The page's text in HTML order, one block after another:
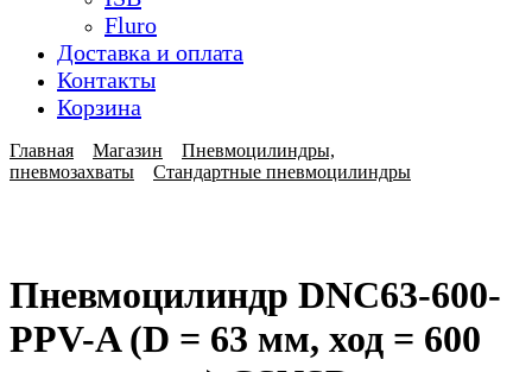
Fluro
Доставка и оплата
Контакты
Корзина
Главная Магазин
Пневмоцилиндры,
пневмозахваты
Стандартные пневмоцилиндры
Пневмоцилиндр DNC63-600-
PPV-A (D = 63 мм, ход = 600